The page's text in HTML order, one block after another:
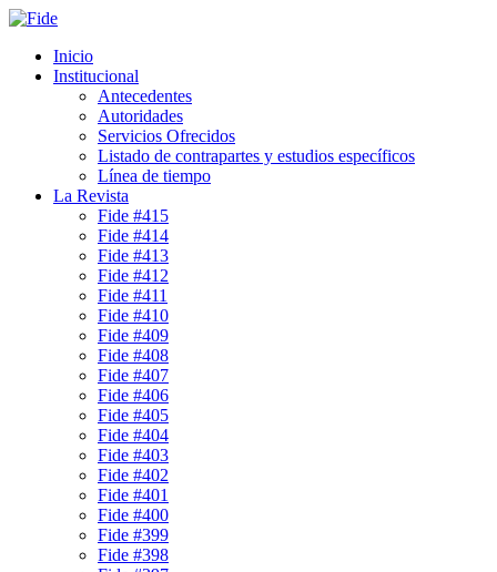
Inicio
Institucional
Antecedentes
Autoridades
Servicios Ofrecidos
Listado de contrapartes y estudios específicos
Línea de tiempo
La Revista
Fide #415
Fide #414
Fide #413
Fide #412
Fide #411
Fide #410
Fide #409
Fide #408
Fide #407
Fide #406
Fide #405
Fide #404
Fide #403
Fide #402
Fide #401
Fide #400
Fide #399
Fide #398